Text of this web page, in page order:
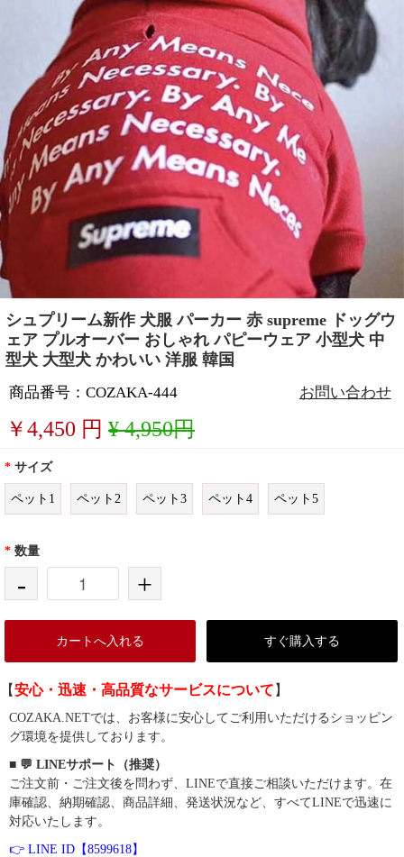
シュプリーム新作 犬服 パーカー 赤 supreme ドッグウ
ェア プルオーバー おしゃれ パピーウェア 小型犬 中
型犬 大型犬 かわいい 洋服 韓国
商品番号：COZAKA-444 お問い合わせ
￥4,450 円 ¥ 4,950円
* サイズ
ペット1 ペット2 ペット3 ペット4 ペット5
* 数量
- +
カートへ入れる すぐ購入する
【安心・迅速・高品質なサービスについて 】
COZAKA.NETでは、お客様に安心してご利用いただけるショッピン
グ環境を提供しております。
■ 💬 LINEサポート（推奨）
ご注文前・ご注文後を問わず、LINEで直接ご相談いただけます。在
庫確認、納期確認、商品詳細、発送状況など、すべてLINEで迅速に
対応いたします。
👉 LINE ID【8599618】